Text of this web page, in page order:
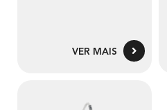
VER MAIS